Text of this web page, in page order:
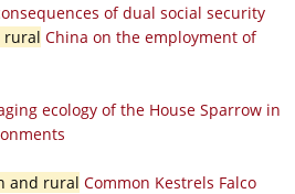
of dual social security
rural China on the employment of
ecology of the House Sparrow in
and rural Common Kestrels Falco